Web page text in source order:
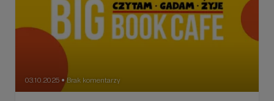
03.10.2025 ● Brak komentarzy